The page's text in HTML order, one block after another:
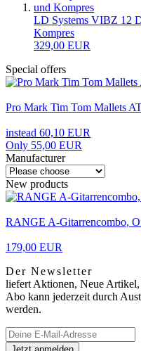
LD Systems VIBZ 12
Kompres
329,00 EUR
Special offers
Pro Mark Tim Tom Mallets
instead 60,10 EUR
Only 55,00 EUR
Manufacturer
New products
RANGE A-Gitarrencombo,
179,00 EUR
Der Newsletter
liefert Aktionen, Neue
Abo kann jederzeit durch
werden.